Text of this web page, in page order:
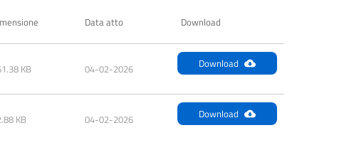
Data atto Download
KB 04-02-2026 Download
KB 04-02-2026 Download